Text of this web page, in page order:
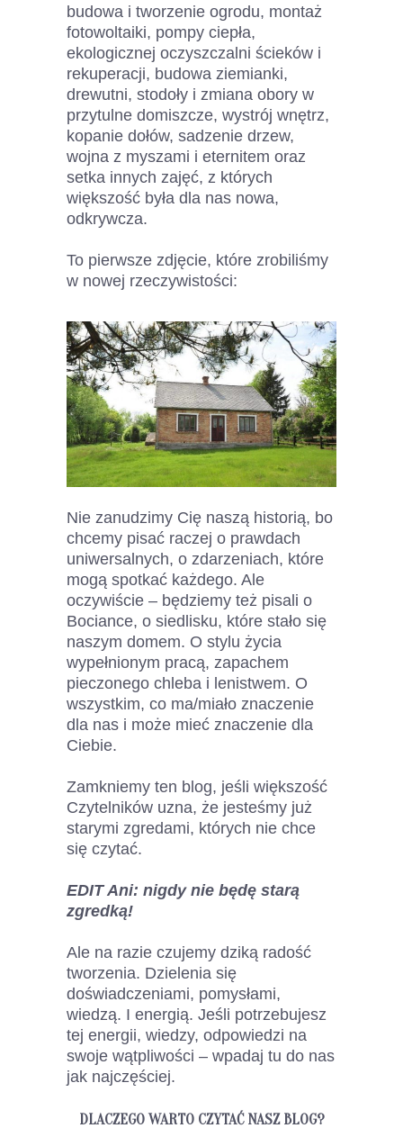
budowa i tworzenie ogrodu, montaż
fotowoltaiki, pompy ciepła,
ekologicznej oczyszczalni ścieków i
rekuperacji, budowa ziemianki,
drewutni, stodoły i zmiana obory w
przytulne domiszcze, wystrój wnętrz,
kopanie dołów, sadzenie drzew,
wojna z myszami i eternitem oraz
setka innych zajęć, z których
większość była dla nas nowa,
odkrywcza.
To pierwsze zdjęcie, które zrobiliśmy
w nowej rzeczywistości:
Nie zanudzimy Cię naszą historią, bo
chcemy pisać raczej o prawdach
uniwersalnych, o zdarzeniach, które
mogą spotkać każdego. Ale
oczywiście – będziemy też pisali o
Bociance, o siedlisku, które stało się
naszym domem. O stylu życia
wypełnionym pracą, zapachem
pieczonego chleba i lenistwem. O
wszystkim, co ma/miało znaczenie
dla nas i może mieć znaczenie dla
Ciebie.
Zamkniemy ten blog, jeśli większość
Czytelników uzna, że jesteśmy już
starymi zgredami, których nie chce
się czytać.
EDIT Ani: nigdy nie będę starą
zgredką!
Ale na razie czujemy dziką radość
tworzenia. Dzielenia się
doświadczeniami, pomysłami,
wiedzą. I energią. Jeśli potrzebujesz
tej energii, wiedzy, odpowiedzi na
swoje wątpliwości – wpadaj tu do nas
jak najczęściej.
DLACZEGO WARTO CZYTAĆ NASZ BLOG?